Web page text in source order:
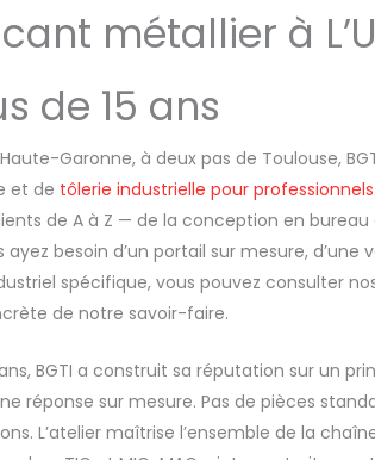
métallier à
de 15 ans
Garonne, à deux pas de Toulouse,
et de tôlerie industrielle pour
de A à Z — de la conception en bureau
besoin d’un portail sur mesure, d’une
spécifique, vous pouvez consulter
de notre savoir-faire.
BGTI a construit sa réputation sur un
réponse sur mesure. Pas de pièces
L’atelier maîtrise l’ensemble de la